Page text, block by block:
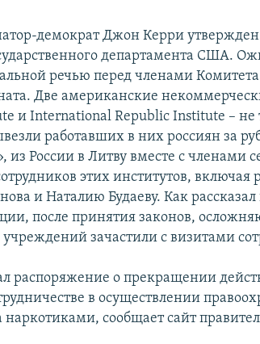
демократ Джон Керри
департамента США.
речью перед членами
Две американские
и International Republic Institute – не
работавших в них россиян за
России в Литву вместе с членами
этих институтов, включая
и Наталию Будаеву. Как рассказал
после принятия законов,
зачастили с визитами
распоряжение о прекращении
в осуществлении
наркотиками, сообщает сайт